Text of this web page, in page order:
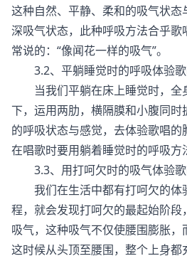
这种自然、平静、柔和的吸气状
深吸气状态，此种呼吸方法合乎
常说的：“像闻花一样的吸气”。
3.2、平躺睡觉时的呼吸体验歌
当我们平躺在床上睡觉时，全
下，运用两肋，横隔膜和小腹同
的呼吸状态与感觉，去体验歌唱的
在唱歌时要用躺着睡觉时的呼吸方
3.3、用打呵欠时的吸气体验歌
我们在生活中都有打呵欠的体
程，就会发现打呵欠的最起始阶
吸气，这种吸气不仅使腰围膨胀，
这时候从头顶至腰围，整个上身